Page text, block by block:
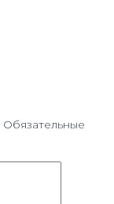
Обязательные